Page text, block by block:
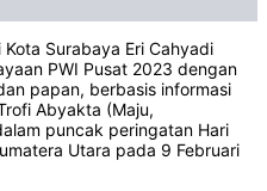
Kota Surabaya Eri Cahyadi
PWI Pusat 2023 dengan
papan, berbasis informasi
Abyakta (Maju,
puncak peringatan Hari
Utara pada 9 Februari